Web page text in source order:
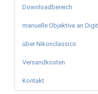
Downloadbereich
manuelle Objektive an
über Nikonclassics
Versandkosten
Kontakt